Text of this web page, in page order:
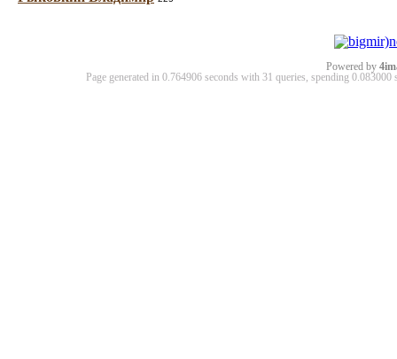
Powered by
Page generated in 0.764906 seconds with 31 queries, spending